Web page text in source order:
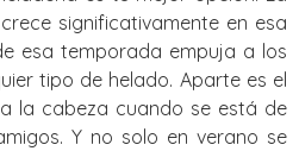
significativamente en esa
esa temporada empuja a los
tipo de helado. Aparte es el
la cabeza cuando se está de
Y no solo en verano se